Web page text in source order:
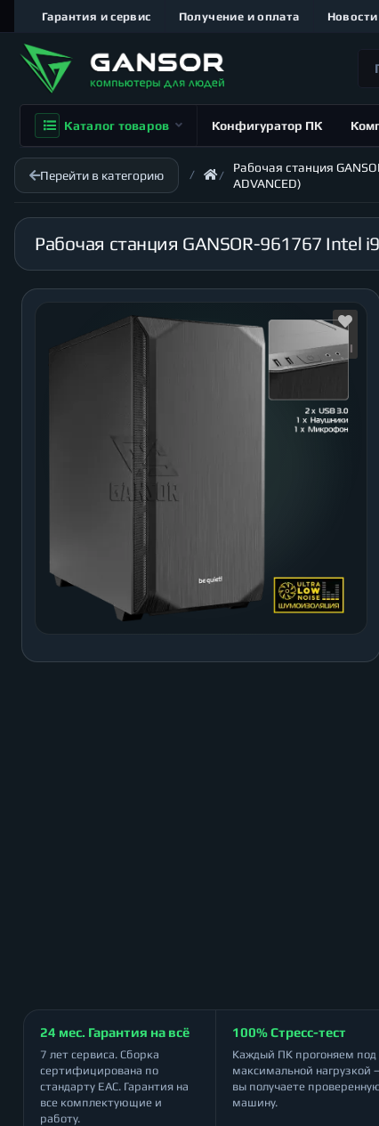
Гарантия и сервис Получение и оплата Новости
Каталог товаров Конфигуратор ПК
Перейти в категорию
Рабочая станция
ADVANCED)
24 мес. Гарантия на всё
7 лет сервиса. Сборка
сертифицирована по
стандарту ЕАС. Гарантия на
все комплектующие и
работу.
100% Стресс-тест
Каждый ПК прогоняем под
максимальной нагрузкой
вы получаете
машину.